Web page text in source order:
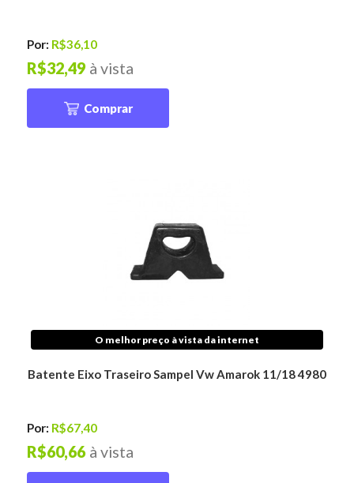
Por: R$36,10
à vista
R$32,49
Comprar
O melhor preço à vista da internet
Batente Eixo Traseiro Sampel Vw Amarok 11/18 4980
Por: R$67,40
à vista
R$60,66